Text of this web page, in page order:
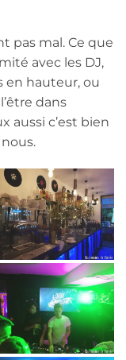
pas mal. Ce que
avec les DJ,
en hauteur, ou
dans
aussi c’est bien